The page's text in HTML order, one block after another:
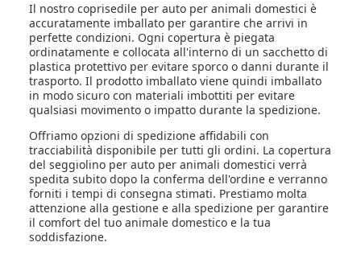
Il nostro coprisedile per auto per animali domestici è
accuratamente imballato per garantire che arrivi in ​​
perfette condizioni. Ogni copertura è piegata
ordinatamente e collocata all'interno di un sacchetto di
plastica protettivo per evitare sporco o danni durante il
trasporto. Il prodotto imballato viene quindi imballato
in modo sicuro con materiali imbottiti per evitare
qualsiasi movimento o impatto durante la spedizione.
Offriamo opzioni di spedizione affidabili con
tracciabilità disponibile per tutti gli ordini. La copertura
del seggiolino per auto per animali domestici verrà
spedita subito dopo la conferma dell'ordine e verranno
forniti i tempi di consegna stimati. Prestiamo molta
attenzione alla gestione e alla spedizione per garantire
il comfort del tuo animale domestico e la tua
soddisfazione.